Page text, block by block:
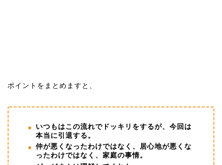
ポイントをまとめますと、
いつもはこの流れでドッキリをするが、今回は
本当に引退する。
仲が悪くなったわけではなく、居心地が悪くな
ったわけではなく、家庭の事情。